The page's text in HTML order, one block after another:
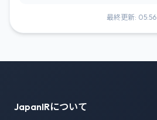
最終更新: 05:56
JapanIRについて